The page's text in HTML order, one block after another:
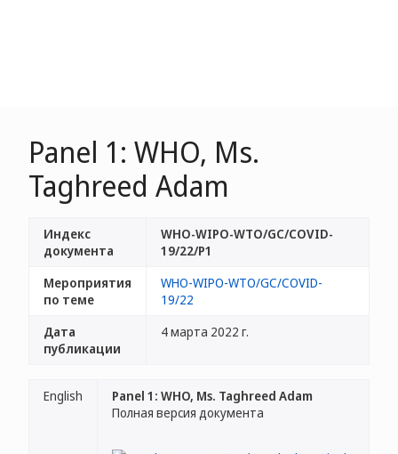
Panel 1: WHO, Ms.
Taghreed Adam
Индекс
документа
WHO-WIPO-WTO/GC/COVID-
19/22/P1
Мероприятия
по теме
WHO-WIPO-WTO/GC/COVID-
19/22
Дата
публикации
4 марта 2022 г.
English
Panel 1: WHO, Ms. Taghreed Adam
Полная версия документа